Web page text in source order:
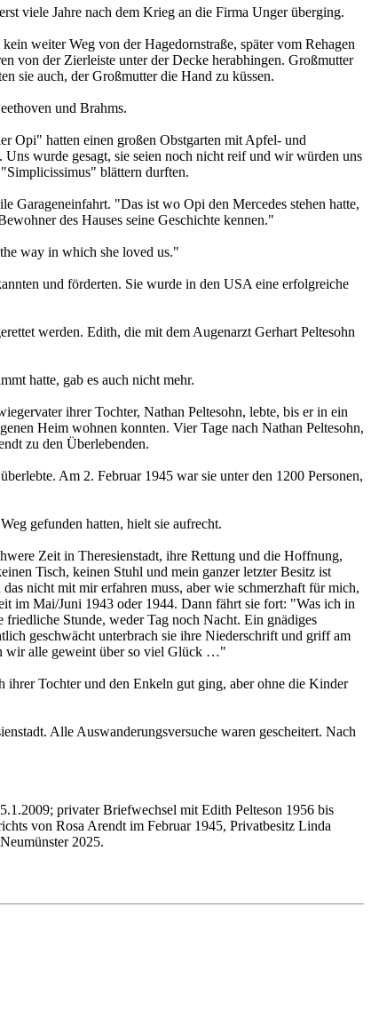
viele Jahre nach dem Krieg an die Firma Unger überging.
weiter Weg von der Hagedornstraße, später vom Rehagen
von der Zierleiste unter der Decke herabhingen. Großmutter
sie auch, der Großmutter die Hand zu küssen.
und Brahms.
Opi" hatten einen großen Obst­garten mit Apfel- und
wurde gesagt, sie seien noch nicht reif und wir würden uns
blättern durften.
Garageneinfahrt. "Das ist wo Opi den Mercedes stehen hatte,
des Hauses seine Geschichte kennen."
way in which she loved us."
und förderten. Sie wurde in den USA eine erfolgreiche
werden. Edith, die mit dem Augenarzt Gerhart Peltesohn
hatte, gab es auch nicht mehr.
ihrer Tochter, Nathan Peltesohn, lebte, bis er in ein
Heim wohnen konnten. Vier Tage nach Nathan Peltesohn,
zu den Überlebenden.
Am 2. Februar 1945 war sie unter den 1200 Personen,
gefunden hatten, hielt sie aufrecht.
Zeit in Theresienstadt, ihre Rettung und die Hoffnung,
Tisch, keinen Stuhl und mein ganzer letzter Besitz ist
nicht mit mir erfahren muss, aber wie schmerzhaft für mich,
im Mai/Juni 1943 oder 1944. Dann fährt sie fort: "Was ich in
Stunde, weder Tag noch Nacht. Ein gnädiges
geschwächt unterbrach sie ihre Niederschrift und griff am
wir alle geweint über so viel Glück …"
ihrer Tochter und den Enkeln gut ging, aber ohne die Kinder
Alle Auswanderungsversuche waren gescheitert. Nach
privater Briefwechsel mit Edith Pelteson 1956 bis
von Rosa Arendt im Februar 1945, Privatbesitz Linda
2025.